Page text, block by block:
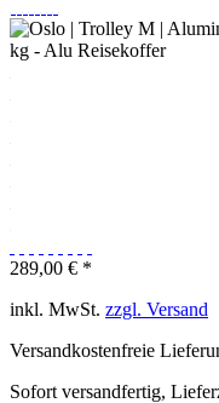
289,00 € *
inkl. MwSt. zzgl. Versand
Versandkostenfreie
Sofort versandfertig,